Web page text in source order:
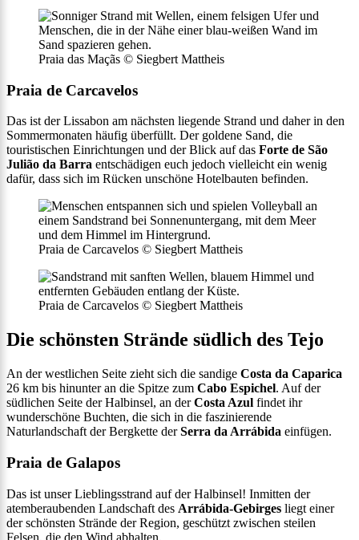
Praia das Maçãs © Siegbert Mattheis
Praia de Carcavelos
Das ist der Lissabon am nächsten liegende Strand und daher in den
Sommermonaten häufig überfüllt. Der goldene Sand, die
touristischen Einrichtungen und der Blick auf das Forte de São
Julião da Barra entschädigen euch jedoch vielleicht ein wenig
dafür, dass sich im Rücken unschöne Hotelbauten befinden.
Praia de Carcavelos © Siegbert Mattheis
Praia de Carcavelos © Siegbert Mattheis
Die schönsten Strände südlich des Tejo
An der westlichen Seite zieht sich die sandige Costa da Caparica
26 km bis hinunter an die Spitze zum Cabo Espichel. Auf der
südlichen Seite der Halbinsel, an derCosta Azul findet ihr
wunderschöne Buchten, die sich in die faszinierende
Naturlandschaft der Bergkette derSerra da Arrábida einfügen.
Praia de Galapos
Das ist unser Lieblingsstrand auf der Halbinsel! Inmitten der
atemberaubenden Landschaft des Arrábida-Gebirges liegt einer
der schönsten Strände der Region, geschützt zwischen steilen
Felsen, die den Wind abhalten.